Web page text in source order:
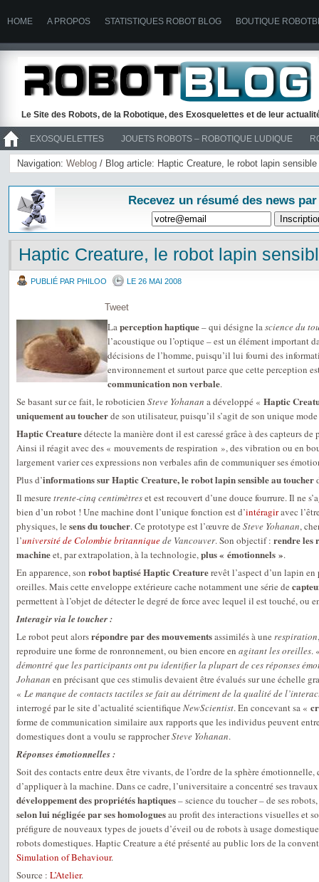
HOME A PROPOS STATISTIQUES ROBOT BLOG BOUTIQUE
Le Site des Robots, de la Robotique, des Exosquelettes et de leur
EXOSQUELETTES JOUETS ROBOTS – ROBOTIQUE LUDIQUE
>> ROBOTS
Navigation: Weblog / Blog article: Haptic Creature, le robot lapin
Recevez un résumé des news
Haptic Creature, le robot lapin
PUBLIÉ PAR PHILOO LE 26 MAI 2008
Tweet
Laperception haptique– qui désigne lascience du
l’acoustique ou l’optique – est un élément important
décisions de l’homme, puisqu’il lui fourni des
environnement et surtout parce que cette perception
communication non verbale.
Se basant sur ce fait, le roboticien Steve Yohanan a développé « Haptic
uniquement au toucherde son utilisateur, puisqu’il s’agit de son unique
Haptic Creaturedétecte la manière dont il est caressé grâce à des capteurs de
Ainsi il réagit avec des « mouvements de respiration », des vibration ou en
largement varier ces expressions non verbales afin de communiquer ses
Plus d’informations sur Haptic Creature, le robot lapin sensible au toucher
Il mesure trente-cinq centimètreset est recouvert d’une douce fourrure. Il ne
bien d’un robot ! Une machine dont l’unique fonction est d’intéragiravec
physiques, le sens du toucher. Ce prototype est l’œuvre de Steve Yohanan,
l’université de Colombie britanniquede Vancouver. Son objectif : rendre les
machineet, par extrapolation, à la technologie,plus « émotionnels ».
En apparence, son robot baptisé Haptic Creaturerevêt l’aspect d’un lapin
oreilles. Mais cette enveloppe extérieure cache notamment une série de
permettent à l’objet de détecter le degré de force avec lequel il est touché, ou
Interagir via le toucher :
Le robot peut alorsrépondre par des mouvementsassimilés à une respiration
reproduire une forme de ronronnement, ou bien encore en agitant les oreilles.
démontré que les participants ont pu identifier la plupart de ces réponses
Johanan en précisant que ces stimulis devaient être évalués sur une échelle
« Le manque de contacts tactiles se fait au détriment de la qualité de
interrogé par le site d’actualité scientifique NewScientist. En concevant sa «
forme de communication similaire aux rapports que les individus peuvent
domestiques dont a voulu se rapprocherSteve Yohanan.
Réponses émotionnelles :
Soit des contacts entre deux être vivants, de l’ordre de la sphère émotionnelle,
d’appliquer à la machine. Dans ce cadre, l’universitaire a concentré ses
développement des propriétés haptiques– science du toucher – de ses
selon lui négligée par ses homologuesau profit des interactions visuelles et
préfigure de nouveaux types de jouets d’éveil ou de robots à usage
robots domestiques. Haptic Creature a été présenté au public lors de la
Simulation of Behaviour.
Source : L’Atelier.